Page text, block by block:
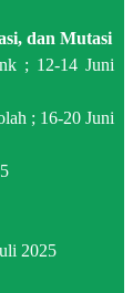
dan Mutasi
; 12-14 Juni
; 16-20 Juni
2025